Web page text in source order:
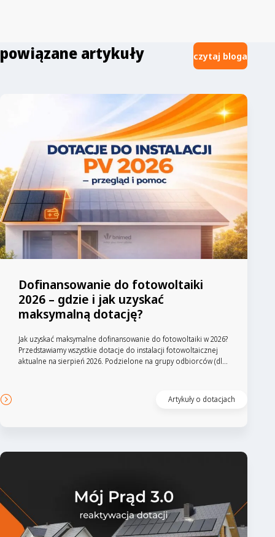
powiązane artykuły czytaj bloga
Dofinansowanie do fotowoltaiki
2026 – gdzie i jak uzyskać
maksymalną dotację?
Jak uzyskać maksymalne dofinansowanie do fotowoltaiki w 2026?
Przedstawiamy wszystkie dotacje do instalacji fotowoltaicznej
aktualne na sierpień 2026. Podzielone na grupy odbiorców (dl...
Artykuły o dotacjach